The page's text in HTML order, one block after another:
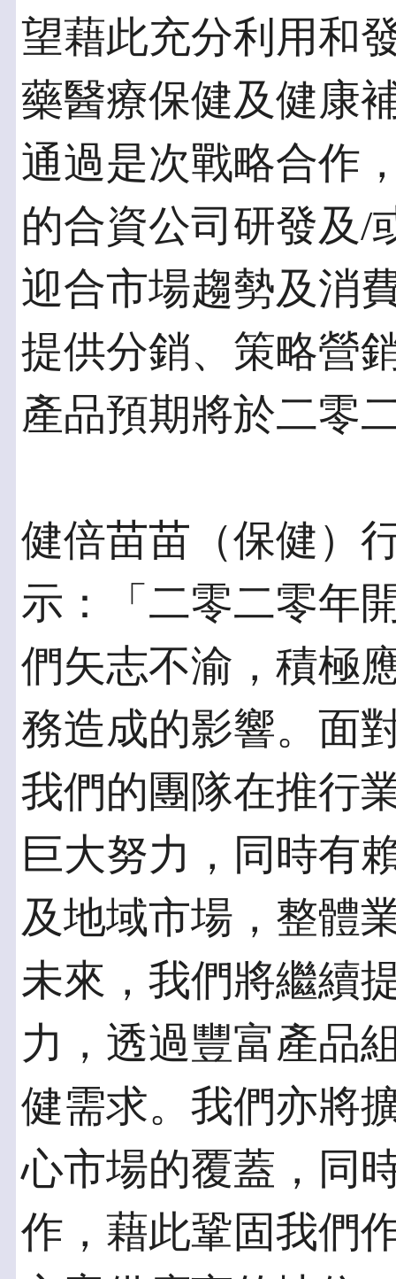
望藉此充分利用和
藥醫療保健及健康
通過是次戰略合作
的合資公司研發及/
迎合市場趨勢及消
提供分銷、策略營
產品預期將於二零
健倍苗苗（保健）
示：「二零二零年
們矢志不渝，積極
務造成的影響。面
我們的團隊在推行
巨大努力，同時有
及地域市場，整體
未來，我們將繼續
力，透過豐富產品
健需求。我們亦將
心市場的覆蓋，同
作，藉此鞏固我們